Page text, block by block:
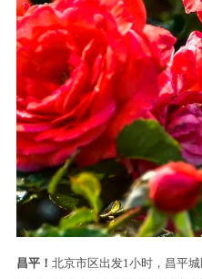
昌平！ 北京市区出发1小时，昌平